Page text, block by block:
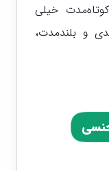
خیلی
و بلندمدت،
جنسی